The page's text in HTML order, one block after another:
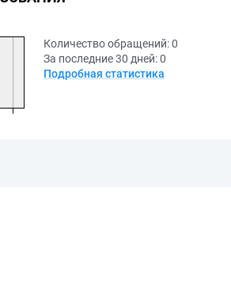
Количество обращений:0
За последние 30 дней:0
Подробная статистика